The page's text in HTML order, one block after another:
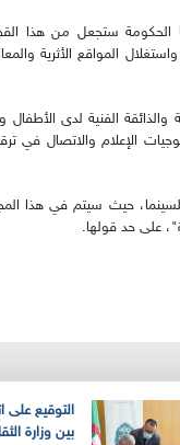
الحكومة ستجعل من هذا
المواقع الأثرية
الفنية لدى الأطفال
الإعلام والاتصال في
حيث سيتم في هذا
على حد قولها.
التوقيع على
بين وزارة